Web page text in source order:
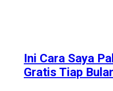
Ini Cara Saya
Gratis Tiap